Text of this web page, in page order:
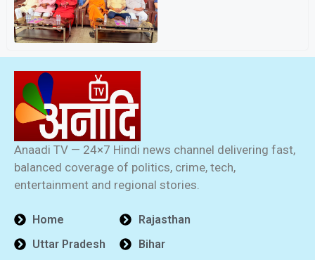
Anaadi TV — 24×7 Hindi news channel delivering fast,
balanced coverage of politics, crime, tech,
entertainment and regional stories.
Home
Uttar Pradesh
Rajasthan
Bihar